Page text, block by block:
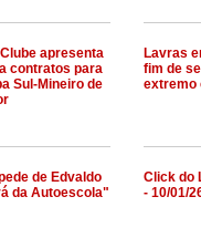
apresenta
contratos para
Sul-Mineiro de
Lavras
fim de
extremo
de Edvaldo
da Autoescola"
Click do
- 10/01/